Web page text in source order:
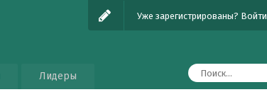
Уже зарегистрированы? Войти
Лидеры